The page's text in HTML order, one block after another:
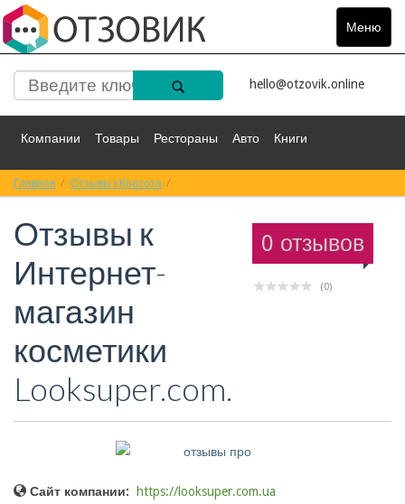
Меню
Toggle
hello@otzovik.online
Компании Товары Рестораны Авто Книги
Спорт Фильмы Деньги
Красота Здоровье
Главная Отзывы к Красота
0 отзывов
(0)
Отзывы к
Интернет-
магазин
косметики
Looksuper.com.ua
Сайт компании:
https://looksuper.com.ua